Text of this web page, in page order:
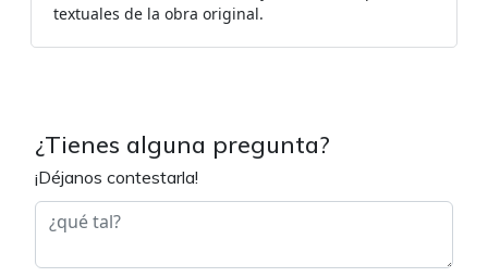
textuales de la obra original.
¿Tienes alguna pregunta?
¡Déjanos contestarla!